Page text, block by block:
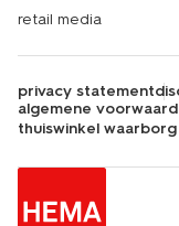
retail media
privacy statement
algemene
thuiswinkel waarborg